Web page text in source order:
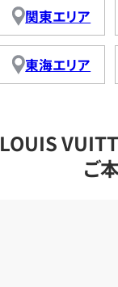
関東エリア
東海エリア
LOUIS
ご